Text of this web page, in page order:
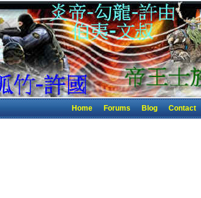
Home Forums Blog Contact